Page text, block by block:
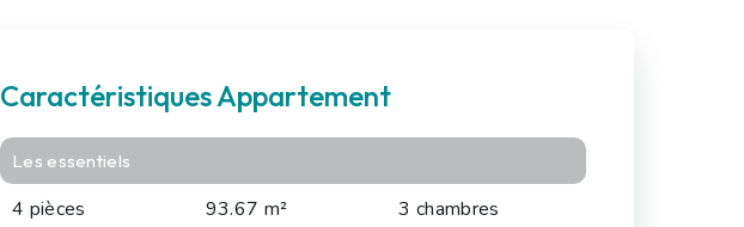
Caractéristiques Appartement
Les essentiels
4 pièces 93.67 m²
3 chambres